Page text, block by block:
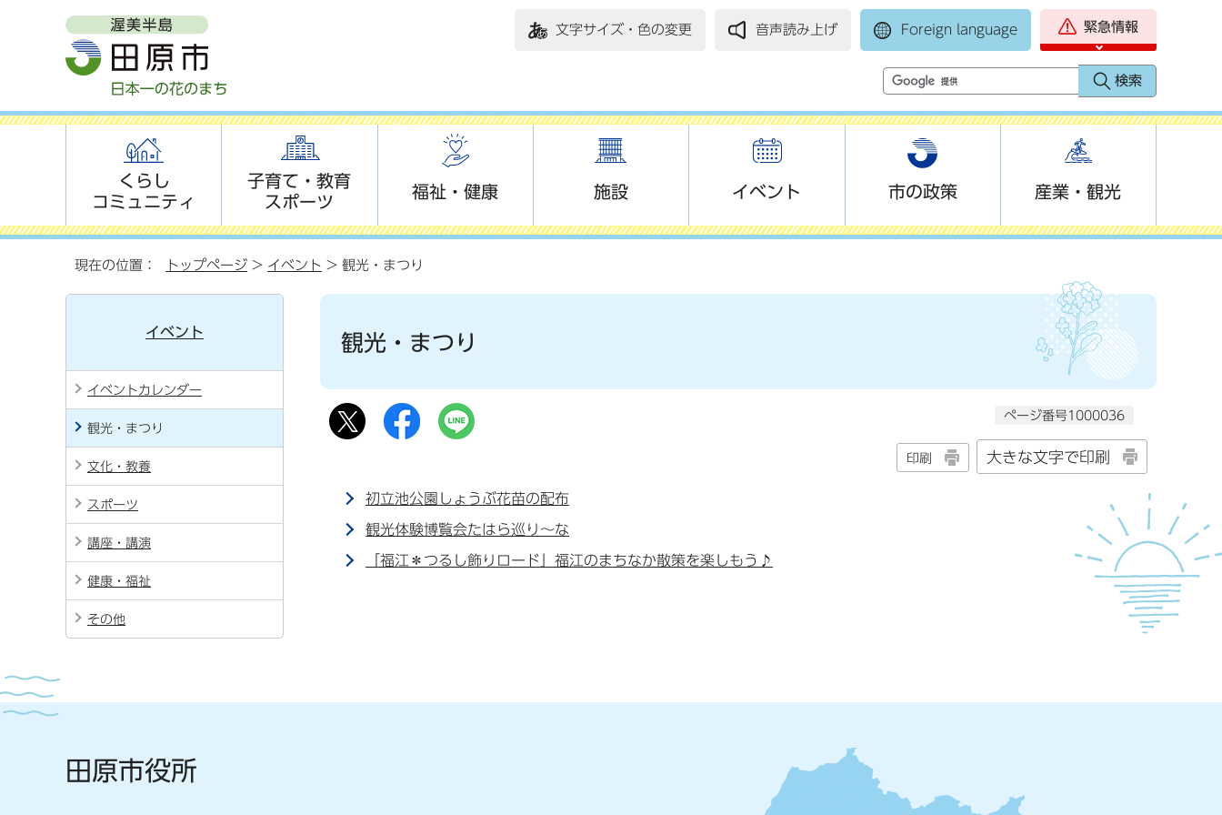
文字サイズ・色の変更 音声読み上げ Foreign language 緊急情報
くらし
コミュニティ
子育て・教育
スポーツ
福祉・健康 施設 イベント 市の政策 産業・観光
現在の位置： トップページ > イベント > 観光・まつり
観光・まつり
ページ番号1000036
印刷 大きな文字で印刷
初立池公園しょうぶ花苗の配布
観光体験博覧会たはら巡り〜な
「福江＊つるし飾りロード」福江のまちなか散策を楽しもう♪
イベント
イベントカレンダー
観光・まつり
文化・教養
スポーツ
講座・講演
健康・福祉
その他
田原市役所